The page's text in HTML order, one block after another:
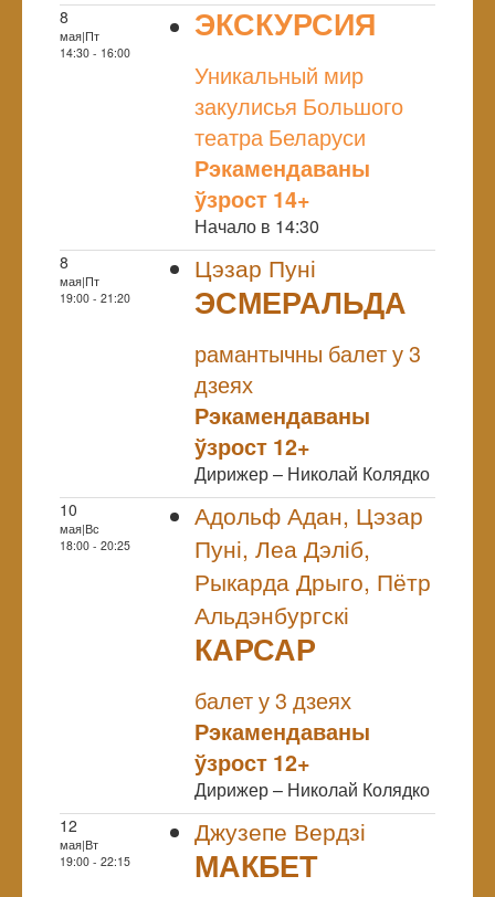
8
мая|Пт
14:30 - 16:00
ЭКСКУРСИЯ
Уникальный мир
закулисья Большого
театра Беларуси
Рэкамендаваны
ўзрост 14+
Начало в 14:30
8
мая|Пт
19:00 - 21:20
Цэзар Пуні
ЭСМЕРАЛЬДА
рамантычны балет у 3
дзеях
Рэкамендаваны
ўзрост 12+
Дирижер – Николай Колядко
10
мая|Вс
18:00 - 20:25
Адольф Адан, Цэзар
Пуні, Леа Дэліб,
Рыкарда Дрыго, Пётр
Альдэнбургскі
КАРСАР
балет у 3 дзеях
Рэкамендаваны
ўзрост 12+
Дирижер – Николай Колядко
12
мая|Вт
19:00 - 22:15
Джузепе Вердзі
МАКБЕТ